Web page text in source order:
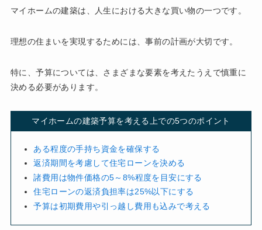
マイホームの建築は、人生における大きな買い物の一つです。
理想の住まいを実現するためには、事前の計画が大切です。
特に、予算については、さまざまな要素を考えたうえで慎重に
決める必要があります。
マイホームの建築予算を考える上での5つのポイント
ある程度の手持ち資金を確保する
返済期間を考慮して住宅ローンを決める
諸費用は物件価格の5～8%程度を目安にする
住宅ローンの返済負担率は25%以下にする
予算は初期費用や引っ越し費用も込みで考える